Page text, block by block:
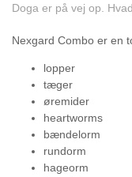
Doga er på vej op.
Nexgard Combo er en
lopper
tæger
øremider
heartworms
bændelorm
rundorm
hageorm